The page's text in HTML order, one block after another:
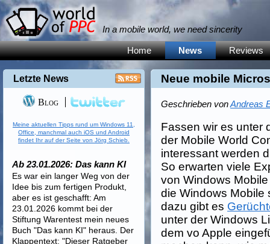
In a mobile world, we need sincerity
Home News Reviews
Neue mobile
Geschrieben vonAndreas
Fassen wir es unter
der Mobile World
interessant werden
So erwarten viele
von Windows
die Windows Mobile
dazu gibt es
unter der Windows
dem vo Apple
Letzte News
Blog
Meine aktuellen Tipps rund um Windows 11,
Office, manchmal auch iOS und Android
findet Ihr auf der Seite von Jörg Schieb.
Ab 23.01.2026: Das kann KI
Es war ein langer Weg von der
Idee bis zum fertigen Produkt,
aber es ist geschafft: Am
23.01.2026 kommt bei der
Stiftung Warentest mein neues
Buch "Das kann KI" heraus. Der
Klappentext: "Dieser Ratgeber